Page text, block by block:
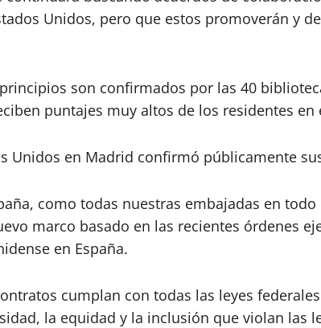
Unidos, pero que estos promoverán y
son confirmados por las 40
puntajes muy altos de los residentes en
Unidos en Madrid confirmó públicamente
como todas nuestras embajadas en
marco basado en las recientes órdenes
en España.
cumplan con todas las leyes
la equidad y la inclusión que violan las